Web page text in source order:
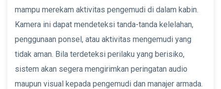
mampu merekam aktivitas pengemudi di dalam kabin.
Kamera ini dapat mendeteksi tanda-tanda kelelahan,
penggunaan ponsel, atau aktivitas mengemudi yang
tidak aman. Bila terdeteksi perilaku yang berisiko,
sistem akan segera mengirimkan peringatan audio
maupun visual kepada pengemudi dan manajer armada.